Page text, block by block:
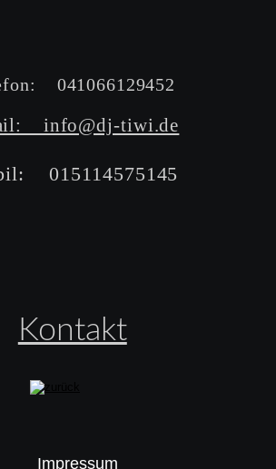
Kontakt
041066129452
015114575145
info@dj-tiwi.de
Impressum